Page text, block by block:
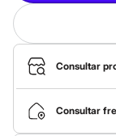
Casacos e
Jeans
Macacões
Saias
Shorts e
Vestidos
Acessórios
Bolsas
Bonés e Chapéus
Consultar
Consultar